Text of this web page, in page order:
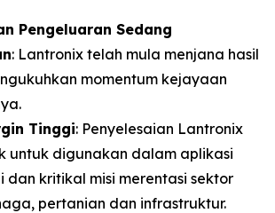
Pengeluaran Sedang
: Lantronix telah mula menjana hasil
momentum kejayaan
Tinggi: Penyelesaian Lantronix
untuk digunakan dalam aplikasi
dan kritikal misi merentasi sektor
pertanian dan infrastruktur.